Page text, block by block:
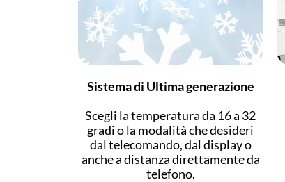
Sistema di Ultima generazione
Scegli la temperatura da 16 a 32
gradi o la modalità che desideri
dal telecomando, dal display o
anche a distanza direttamente da
telefono.